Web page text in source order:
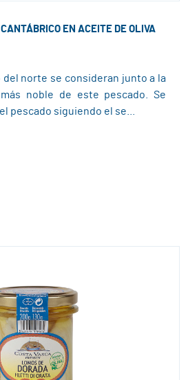
EN ACEITE DE OLIVA
norte se consideran junto a la
noble de este pescado. Se
pescado siguiendo el se...